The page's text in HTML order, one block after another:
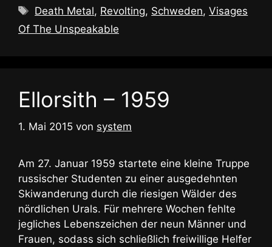
Schlagwörter
Death Metal, Revolting, Schweden,Visages
Of The Unspeakable
Ellorsith – 1959
1. Mai 2015 von system
Am 27. Januar 1959 startete eine kleine Truppe
russischer Studenten zu einer ausgedehnten
Skiwanderung durch die riesigen Wälder des
nördlichen Urals. Für mehrere Wochen fehlte
jegliches Lebenszeichen der neun Männer und
Frauen, sodass sich schließlich freiwillige Helfer